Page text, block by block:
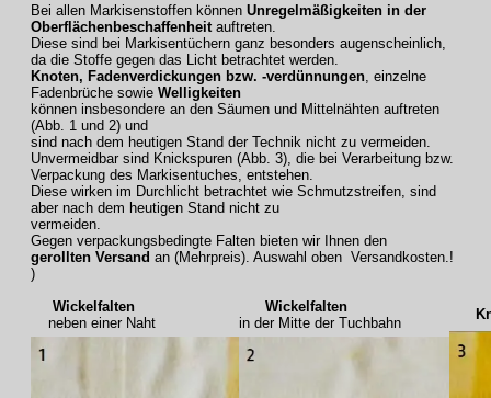
Bei allen Markisenstoffen können Unregelmäßigkeiten in der
Oberflächenbeschaffenheit auftreten.
Diese sind bei Markisentüchern ganz besonders augenscheinlich,
da die Stoffe gegen das Licht betrachtet werden.
Knoten, Fadenverdickungen bzw. -verdünnungen , einzelne
Fadenbrüche sowie Welligkeiten
können insbesondere an den Säumen und Mittelnähten auftreten
(Abb. 1 und 2) und
sind nach dem heutigen Stand der Technik nicht zu vermeiden.
Unvermeidbar sind Knickspuren (Abb. 3), die bei Verarbeitung bzw.
Verpackung des Markisentuches, entstehen.
Diese wirken im Durchlicht betrachtet wie Schmutzstreifen, sind
aber nach dem heutigen Stand nicht zu
vermeiden.
Gegen verpackungsbedingte Falten bieten wir Ihnen den
gerollten Versand an (Mehrpreis). Auswahl oben Versandkosten.!
)
Wickelfalten
neben einer Naht
Wickelfalten
in der Mitte der Tuchbahn